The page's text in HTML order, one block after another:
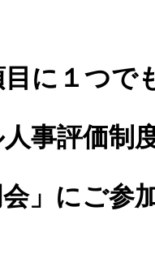
に１つで
人事評価
」にご参